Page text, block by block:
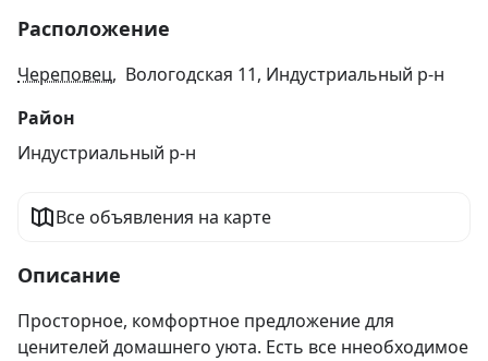
Расположение
Череповец, Вологодская 11, Индустриальный р-н
Район
Индустриальный р-н
Все объявления на карте
Описание
Просторное, комфортное предложение для
ценителей домашнего уюта. Есть все ннеобходимое